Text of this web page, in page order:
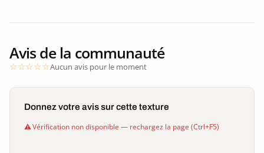
Avis de la communauté
Aucun avis pour le moment
Donnez votre avis sur cette texture
Vérification non disponible — rechargez la page (Ctrl+F5)